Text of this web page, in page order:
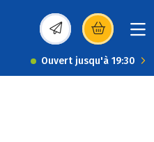
(s’ouvre dans une
Ouvert jusqu'à 19:30